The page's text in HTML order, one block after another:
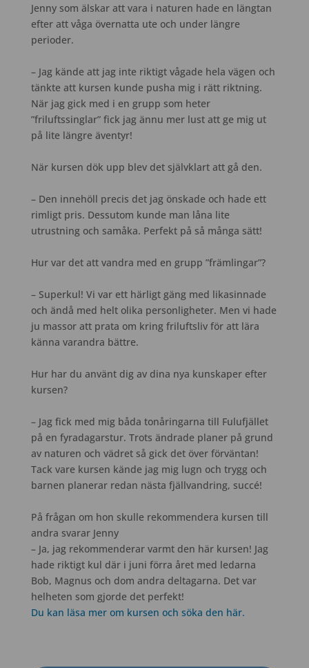
Jenny som älskar att vara i naturen hade en längtan
efter att våga övernatta ute och under längre
perioder.
– Jag kände att jag inte riktigt vågade hela vägen och
tänkte att kursen kunde pusha mig i rätt riktning.
När jag gick med i en grupp som heter
”friluftssinglar” fick jag ännu mer lust att ge mig ut
på lite längre äventyr!
När kursen dök upp blev det självklart att gå den.
– Den innehöll precis det jag önskade och hade ett
rimligt pris. Dessutom kunde man låna lite
utrustning och samåka. Perfekt på så många sätt!
Hur var det att vandra med en grupp ”främlingar”?
– Superkul! Vi var ett härligt gäng med likasinnade
och ändå med helt olika personligheter. Men vi hade
ju massor att prata om kring friluftsliv för att lära
känna varandra bättre.
Hur har du använt dig av dina nya kunskaper efter
kursen?
– Jag fick med mig båda tonåringarna till Fulufjället
på en fyradagarstur. Trots ändrade planer på grund
av naturen och vädret så gick det över förväntan!
Tack vare kursen kände jag mig lugn och trygg och
barnen planerar redan nästa fjällvandring, succé!
På frågan om hon skulle rekommendera kursen till
andra svarar Jenny
– Ja, jag rekommenderar varmt den här kursen! Jag
hade riktigt kul där i juni förra året med ledarna
Bob, Magnus och dom andra deltagarna. Det var
helheten som gjorde det perfekt!
Du kan läsa mer om kursen och söka den här.